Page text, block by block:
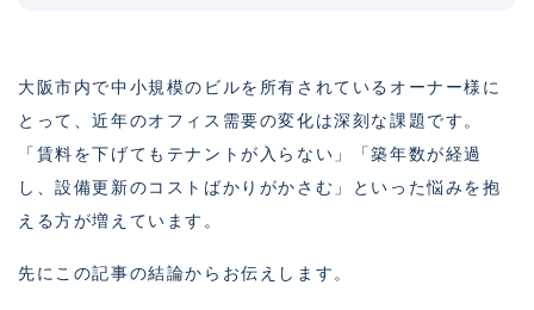
大阪市内で中小規模のビルを所有されているオーナー様に
とって、近年のオフィス需要の変化は深刻な課題です。
「賃料を下げてもテナントが入らない」「築年数が経過
し、設備更新のコストばかりがかさむ」といった悩みを抱
える方が増えています。
先にこの記事の結論からお伝えします。